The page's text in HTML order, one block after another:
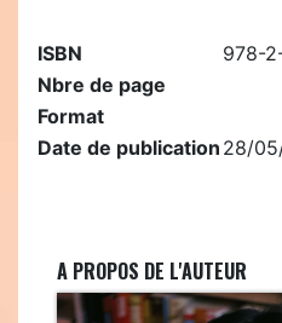
ISBN
978-
Nbre de page
Format
Date de publication 28/
A PROPOS DE L'AUTEUR